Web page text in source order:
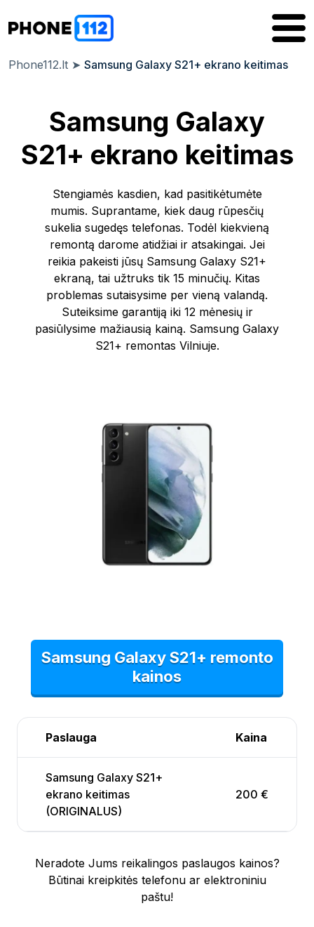
Phone112.lt ➤ Samsung Galaxy S21+ ekrano keitimas
Samsung Galaxy
S21+ ekrano keitimas
Stengiamės kasdien, kad pasitikėtumėte
mumis. Suprantame, kiek daug rūpesčių
sukelia sugedęs telefonas. Todėl kiekvieną
remontą darome atidžiai ir atsakingai. Jei
reikia pakeisti jūsų Samsung Galaxy S21+
ekraną, tai užtruks tik 15 minučių. Kitas
problemas sutaisysime per vieną valandą.
Suteiksime garantiją iki 12 mėnesių ir
pasiūlysime mažiausią kainą. Samsung Galaxy
S21+ remontas Vilniuje.
Samsung Galaxy S21+ remonto
kainos
Paslauga Kaina
Samsung Galaxy S21+
ekrano keitimas
(ORIGINALUS)
200 €
Neradote Jums reikalingos paslaugos kainos?
Būtinai kreipkitės telefonu ar elektroniniu
paštu!